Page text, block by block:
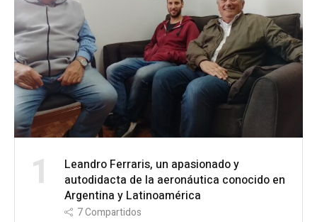
1
Leandro Ferraris, un apasionado y
autodidacta de la aeronáutica conocido en
Argentina y Latinoamérica
7Compartidos